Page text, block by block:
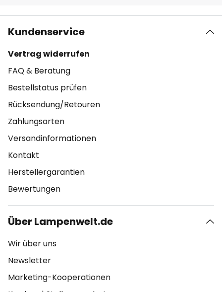
Kundenservice
Vertrag widerrufen
FAQ & Beratung
Bestellstatus prüfen
Rücksendung/Retouren
Zahlungsarten
Versandinformationen
Kontakt
Herstellergarantien
Bewertungen
Über Lampenwelt.de
Wir über uns
Newsletter
Marketing-Kooperationen